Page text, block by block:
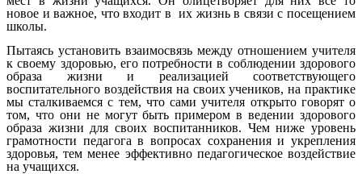
новое и важное, что входит в их жизнь в связи с посещением
школы.
Пытаясь установить взаимосвязь между отношением учителя
к своему здоровью, его потребности в соблюдении здорового
образа жизни и реализацией соответствующего
воспитательного воздействия на своих учеников, на практике
мы сталкиваемся с тем, что сами учителя открыто говорят о
том, что они не могут быть примером в ведении здорового
образа жизни для своих воспитанников. Чем ниже уровень
грамотности педагога в вопросах сохранения и укрепления
здоровья, тем менее эффективно педагогическое воздействие
на учащихся.